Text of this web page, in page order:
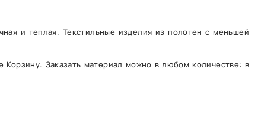
и теплая. Текстильные изделия из полотен с меньшей
Заказать материал можно в любом количестве: в